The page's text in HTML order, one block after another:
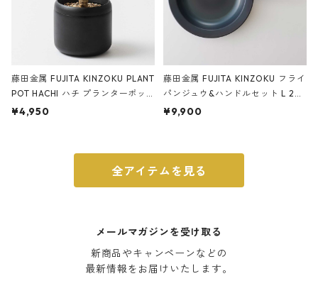
藤田金属 FUJITA KINZOKU PLANT
POT HACHI ハチ プランターポッ
ト 3号 ブラック
¥4,950
藤田金属 FUJITA KINZOKU フライ
パンジュウ&ハンドルセット L 24c
m ガス火・IH対応 鉄フライパン
¥9,900
全アイテムを見る
メールマガジンを受け取る
新商品やキャンペーンなどの
最新情報をお届けいたします。